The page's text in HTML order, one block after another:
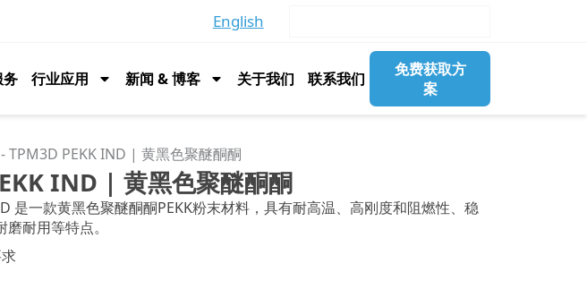
English
务 行业应用 新闻 & 博客 关于我们 联系我们
免费获取方
案
-TPM3D PEKK IND | 黄黑色聚醚酮酮
IND | 黄黑色聚醚酮酮
是一款黄黑色聚醚酮酮PEKK粉末材料，具有耐高温、高刚度和阻燃性、稳
耐用等特点。